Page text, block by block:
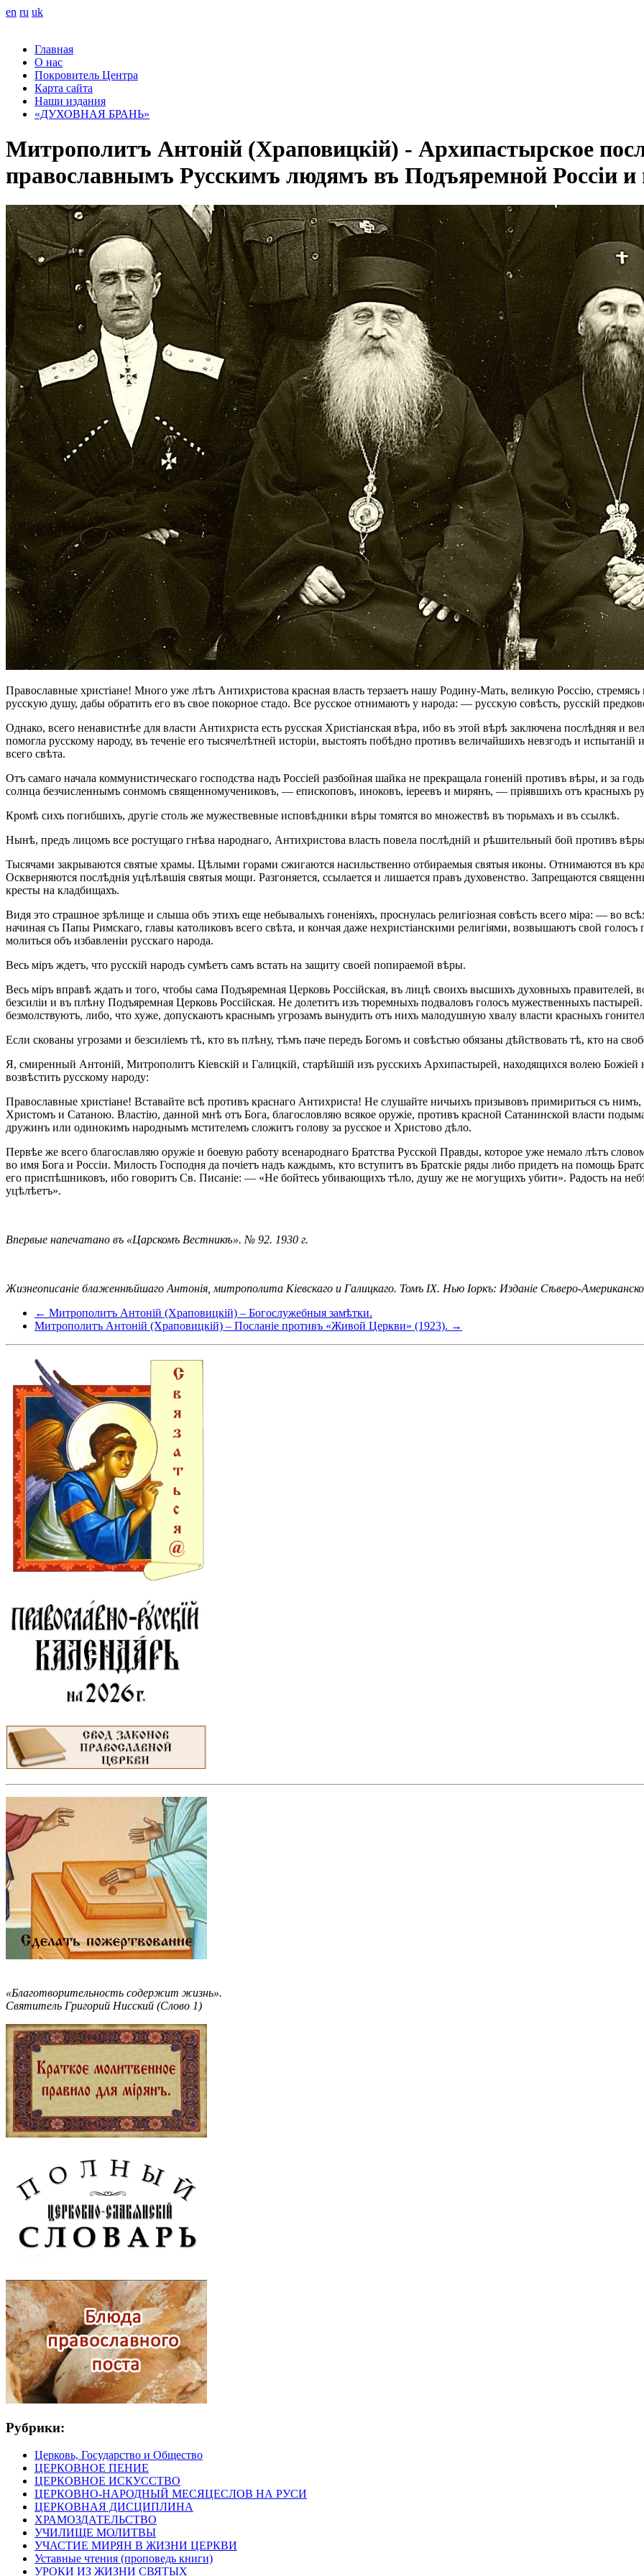
en ru uk
Главная
О нас
Покровитель Центра
Карта сайта
Наши издания
«ДУХОВНАЯ БРАНЬ»
Митрополитъ Антоній (Храповицкій) - Архипастырское
православнымъ Русскимъ людямъ въ Подъяремной Россіи и
Православные христіане! Много уже лѣтъ Антихристова красная власть терзаетъ нашу Родину-Мать, великую Россію,
русскую душу, дабы обратить его въ свое покорное стадо. Все русское отнимаютъ у народа: — русскую совѣсть, русскій
Однако, всего ненавистнѣе для власти Антихриста есть русская Христіанская вѣра, ибо въ этой вѣрѣ заключена послѣдняя и
помогла русскому народу, въ теченіе его тысячелѣтней исторіи, выстоять побѣдно противъ величайшихъ невзгодъ и
всего свѣта.
Отъ самаго начала коммунистическаго господства надъ Россіей разбойная шайка не прекращала гоненій противъ вѣры, и за
солнца безчисленнымъ сонмомъ священномучениковъ, — епископовъ, иноковъ, іереевъ и мирянъ, — пріявшихъ отъ красныхъ
Кромѣ сихъ погибшихъ, другіе столь же мужествевные исповѣдники вѣры томятся во множествѣ въ тюрьмахъ и въ ссылкѣ.
Нынѣ, предъ лицомъ все ростущаго гнѣва народнаго, Антихристова власть повела послѣдній и рѣшительный бой противъ
Тысячами закрываются святые храмы. Цѣлыми горами сжигаются насильственно отбираемыя святыя иконы. Отнимаются въ
Оскверняются послѣднія уцѣлѣвшія святыя мощи. Разгоняется, ссылается и лишается правъ духовенство. Запрещаются
кресты на кладбищахъ.
Видя это страшное зрѣлище и слыша объ этихъ еще небывалыхъ гоненіяхъ, проснулась религіозная совѣсть всего міра: — во
начиная съ Папы Римскаго, главы католиковъ всего свѣта, и кончая даже нехристіанскими религіями, возвышаютъ свой
молиться объ избавленіи русскаго народа.
Весь міръ ждетъ, что русскій народъ сумѣетъ самъ встать на защиту своей попираемой вѣры.
Весь міръ вправѣ ждать и того, чтобы сама Подъяремная Церковь Россійская, въ лицѣ своихъ высшихъ духовныхъ правителей,
безсиліи и въ плѣну Подъяремная Церковь Россійская. Не долетитъ изъ тюремныхъ подваловъ голосъ мужественныхъ
безмолствуютъ, либо, что хуже, допускаютъ краснымъ угрозамъ вынудить отъ нихъ малодушную хвалу власти красныхъ
Если скованы угрозами и безсиліемъ тѣ, кто въ плѣну, тѣмъ паче передъ Богомъ и совѣстью обязаны дѣйствовать тѣ, кто на
Я, смиренный Антоній, Митрополитъ Кіевскій и Галицкій, старѣйшій изъ русскихъ Архипастырей, находящихся волею
возвѣстить русскому народу:
Православные христіане! Вставайте всѣ противъ краснаго Антихриста! Не слушайте ничьихъ призывовъ примириться съ
Христомъ и Сатаною. Властію, данной мнѣ отъ Бога, благословляю всякое оружіе, противъ красной Сатанинской власти
дружинъ или одинокимъ народнымъ мстителемъ сложитъ голову за русское и Христово дѣло.
Первѣе же всего благославляю оружіе и боевую работу всенароднаго Братства Русской Правды, которое уже немало лѣтъ
во имя Бога и Россіи. Милость Господня да почіетъ надъ каждымъ, кто вступитъ въ Братскіе ряды либо придетъ на помощь
его приспѣшниковъ, ибо говоритъ Св. Писаніе: — «Не бойтесь убивающихъ тѣло, душу же не могущихъ убити». Радость на
уцѣлѣетъ».
Впервые напечатано въ «Царскомъ Вестникѣ». № 92. 1930 г.
Жизнеописаніе блаженнѣйшаго Антонія, митрополита Кіевскаго и Галицкаго. Томъ IX. Нью Іоркъ: Изданіе Сѣверо-
← Митрополитъ Антоній (Храповицкій) – Богослужебныя замѣтки.
Митрополитъ Антоній (Храповицкій) – Посланіе противъ «Живой Церкви» (1923). →
«Благотворительность содержит жизнь».
Святитель Григорий Нисский (Слово 1)
Рубрики:
Церковь, Государство и Общество
ЦЕРКОВНОЕ ПЕНИЕ
ЦЕРКОВНОЕ ИСКУССТВО
ЦЕРКОВНО-НАРОДНЫЙ МЕСЯЦЕСЛОВ НА РУСИ
ЦЕРКОВНАЯ ДИСЦИПЛИНА
ХРАМОЗДАТЕЛЬСТВО
УЧИЛИЩЕ МОЛИТВЫ
УЧАСТИЕ МИРЯН В ЖИЗНИ ЦЕРКВИ
Уставные чтения (проповедь книги)
УРОКИ ИЗ ЖИЗНИ СВЯТЫХ